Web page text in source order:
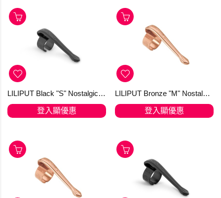
LILIPUT Black "S" Nostalgic Clip for the Ball Pen
登入顯優惠
LILIPUT Bronze "M" Nostalgic Clip for Fountain Pen and Ball Pen with Cap
登入顯優惠